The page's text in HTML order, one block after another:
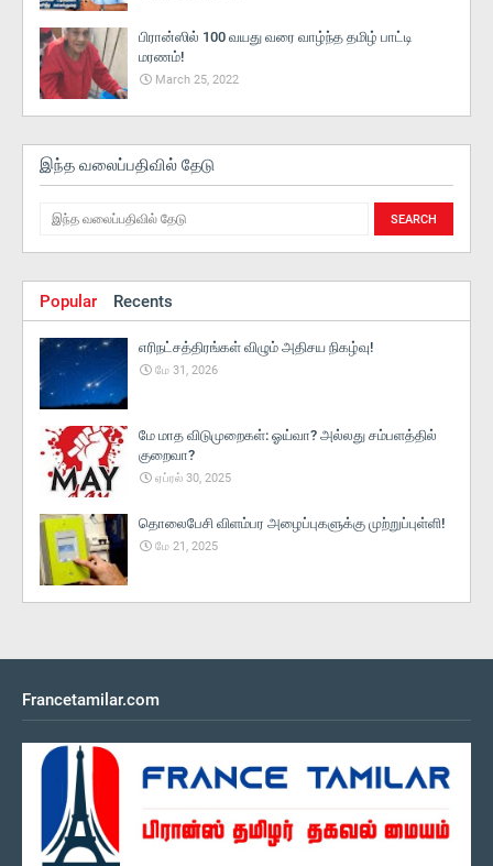
பிரான்ஸில் 100 வயது வரை வாழ்ந்த தமிழ் பாட்டி
மரணம்!
March 25, 2022
இந்த வலைப்பதிவில் தேடு
Popular Recents
எரிநட்சத்திரங்கள் விழும் அதிசய நிகழ்வு!
மே 31, 2026
மே மாத விடுமுறைகள்: ஓய்வா? அல்லது சம்பளத்தில்
குறைவா?
ஏப்ரல் 30, 2025
தொலைபேசி விளம்பர அழைப்புகளுக்கு முற்றுப்புள்ளி!
மே 21, 2025
Francetamilar.com